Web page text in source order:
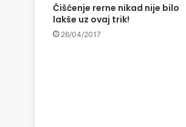
Čišćenje rerne nikad nije bilo
lakše uz ovaj trik!
26/04/2017